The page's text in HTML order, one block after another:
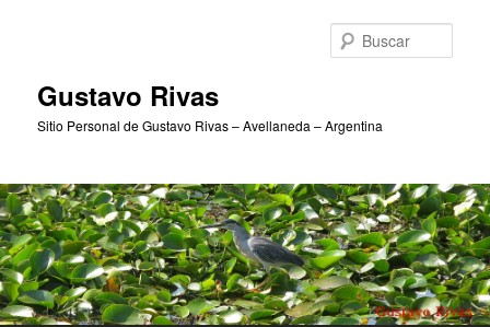
Gustavo Rivas
Sitio Personal de Gustavo Rivas – Avellaneda – Argentina